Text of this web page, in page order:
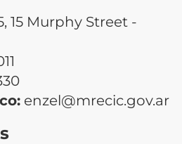
15 Murphy Street -
enzel@mrecic.gov.ar